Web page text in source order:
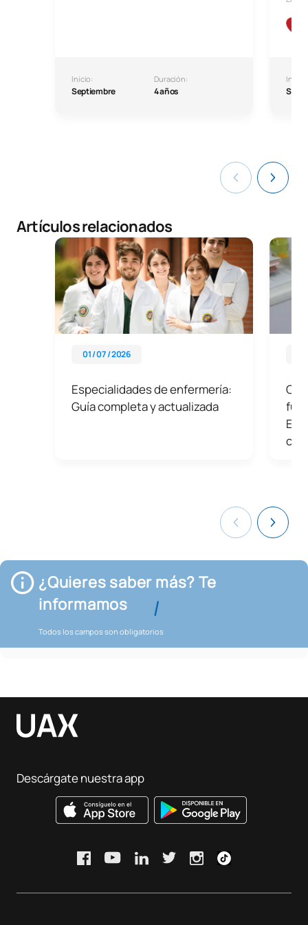
Inicio:
Septiembre
Duración:
4 años
Inicio:
Artículos relacionados
01 / 07 / 2026
Especialidades de enfermería:
Guía completa y actualizada
¿Quieres saber más? Te
informamos
Todos los campos son obligatorios
Descárgate nuestra app